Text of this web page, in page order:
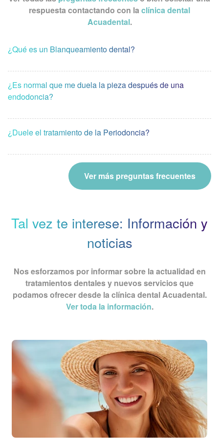
respuesta contactando con la clínica dental
Acuadental.
¿Qué es un Blanqueamiento dental?
¿Es normal que me duela la pieza después de una
endodoncia?
¿Duele el tratamiento de la Periodoncia?
Ver más preguntas frecuentes
Tal vez te interese: Información y
noticias
Nos esforzamos por informar sobre la actualidad en
tratamientos dentales y nuevos servicios que
podamos ofrecer desde la clínica dental Acuadental.
Ver toda la información.